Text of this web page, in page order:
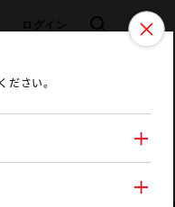
ログイン 検索 メニュ
さい。
メニュー